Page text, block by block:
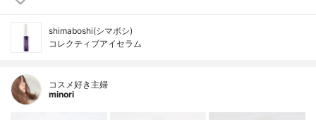
shimaboshi(シマボシ)
コレクティブアイセラム
コスメ好き主婦
minori